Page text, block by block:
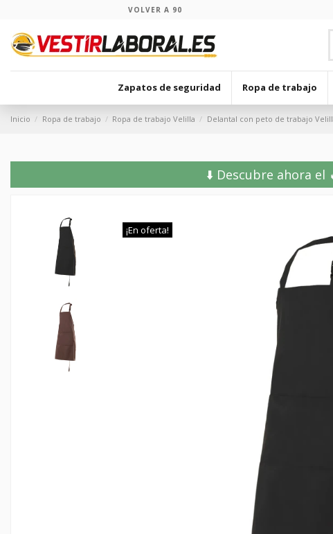
VOLVER A 90
Zapatos de seguridad Ropa de trabajo
Inicio Ropa de trabajo Ropa de trabajo Velilla Delantal con peto de trabajo
⬇️ Descubre ahora el
¡En oferta!